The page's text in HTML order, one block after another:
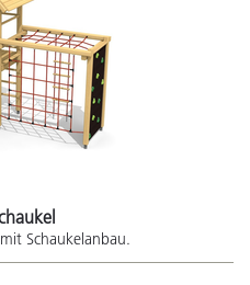
Schaukelanbau.